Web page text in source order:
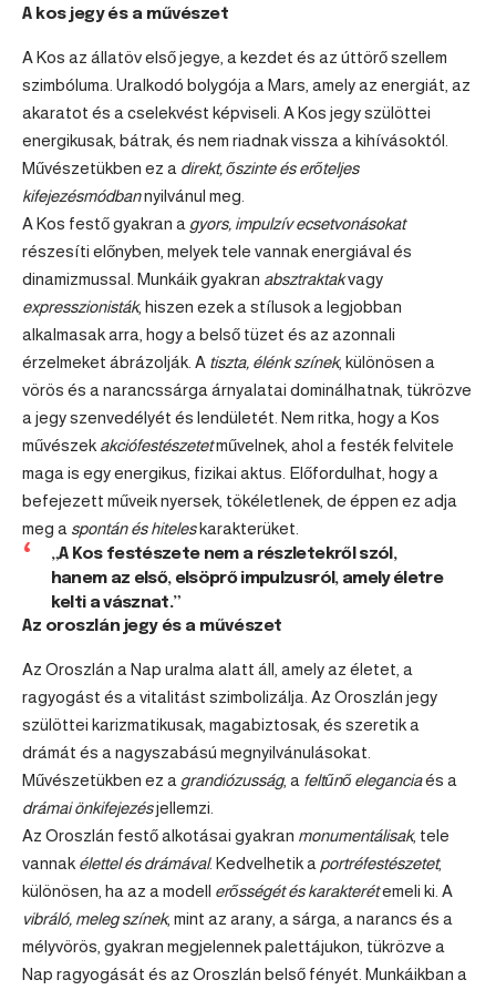
A kos jegy és a művészet
A Kos az állatöv első jegye, a kezdet és az úttörő szellem
szimbóluma. Uralkodó bolygója a Mars, amely az energiát, az
akaratot és a cselekvést képviseli. A Kos jegy szülöttei
energikusak, bátrak, és nem riadnak vissza a kihívásoktól.
Művészetükben ez a direkt, őszinte és erőteljes
kifejezésmódbannyilvánul meg.
A Kos festő gyakran a gyors, impulzív ecsetvonásokat
részesíti előnyben, melyek tele vannak energiával és
dinamizmussal. Munkáik gyakran absztraktakvagy
expresszionisták, hiszen ezek a stílusok a legjobban
alkalmasak arra, hogy a belső tüzet és az azonnali
érzelmeket ábrázolják. A tiszta, élénk színek, különösen a
vörös és a narancssárga árnyalatai dominálhatnak, tükrözve
a jegy szenvedélyét és lendületét. Nem ritka, hogy a Kos
művészek akciófestészetetművelnek, ahol a festék felvitele
maga is egy energikus, fizikai aktus. Előfordulhat, hogy a
befejezett műveik nyersek, tökéletlenek, de éppen ez adja
meg a spontán és hiteleskarakterüket.
„A Kos festészete nem a részletekről szól,
hanem az első, elsöprő impulzusról, amely életre
kelti a vásznat.”
Az oroszlán jegy és a művészet
Az Oroszlán a Nap uralma alatt áll, amely az életet, a
ragyogást és a vitalitást szimbolizálja. Az Oroszlán jegy
szülöttei karizmatikusak, magabiztosak, és szeretik a
drámát és a nagyszabású megnyilvánulásokat.
Művészetükben ez a grandiózusság, a feltűnő eleganciaés a
drámai önkifejezésjellemzi.
Az Oroszlán festő alkotásai gyakran monumentálisak, tele
vannak élettel és drámával. Kedvelhetik a portréfestészetet,
különösen, ha az a modell erősségét és karakterétemeli ki. A
vibráló, meleg színek, mint az arany, a sárga, a narancs és a
mélyvörös, gyakran megjelennek palettájukon, tükrözve a
Nap ragyogását és az Oroszlán belső fényét. Munkáikban a